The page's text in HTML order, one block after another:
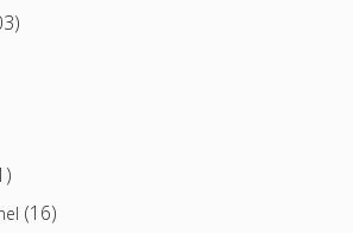
(16)